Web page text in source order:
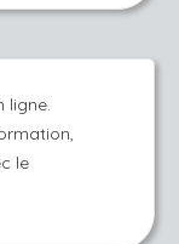
ligne.
le